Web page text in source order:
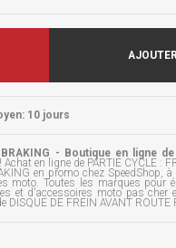
10 jours
- Boutique en ligne de
en ligne de PARTIE CYCLE :
en promo chez SpeedShop,
moto. Toutes les marques pour
et d'accessoires moto pas cher
DE FREIN AVANT ROUTE